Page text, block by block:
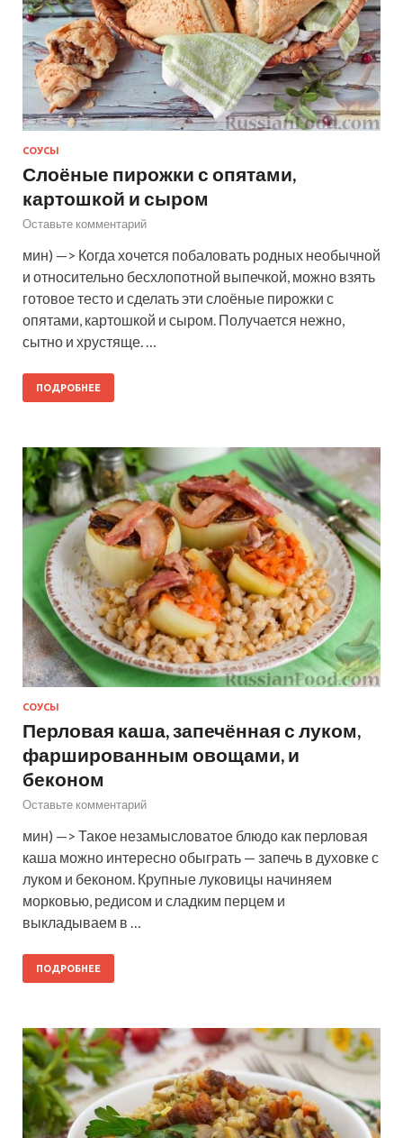
СОУСЫ
Слоёные пирожки с опятами,
картошкой и сыром
Оставьте комментарий
мин) —> Когда хочется побаловать родных необычной
и относительно бесхлопотной выпечкой, можно взять
готовое тесто и сделать эти слоёные пирожки с
опятами, картошкой и сыром. Получается нежно,
сытно и хрустяще. …
ПОДРОБНЕЕ
СОУСЫ
Перловая каша, запечённая с луком,
фаршированным овощами, и
беконом
Оставьте комментарий
мин) —> Такое незамысловатое блюдо как перловая
каша можно интересно обыграть — запечь в духовке с
луком и беконом. Крупные луковицы начиняем
морковью, редисом и сладким перцем и
выкладываем в …
ПОДРОБНЕЕ